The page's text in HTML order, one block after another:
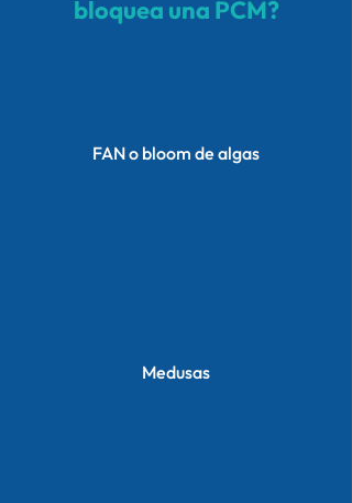
bloquea una PCM?
FAN o bloom de algas
Medusas